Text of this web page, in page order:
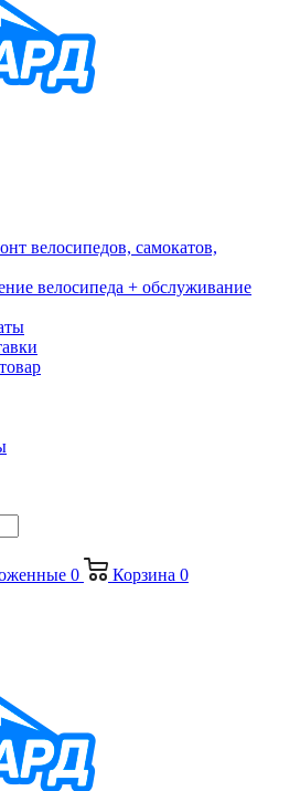
велосипедов, самокатов,
велосипеда + обслуживание
0 Корзина 0